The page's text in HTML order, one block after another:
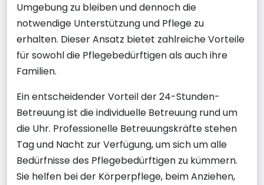
Umgebung zu bleiben und dennoch die
notwendige Unterstützung und Pflege zu
erhalten. Dieser Ansatz bietet zahlreiche Vorteile
für sowohl die Pflegebedürftigen als auch ihre
Familien.
Ein entscheidender Vorteil der 24-Stunden-
Betreuung ist die individuelle Betreuung rund um
die Uhr. Professionelle Betreuungskräfte stehen
Tag und Nacht zur Verfügung, um sich um alle
Bedürfnisse des Pflegebedürftigen zu kümmern.
Sie helfen bei der Körperpflege, beim Anziehen,